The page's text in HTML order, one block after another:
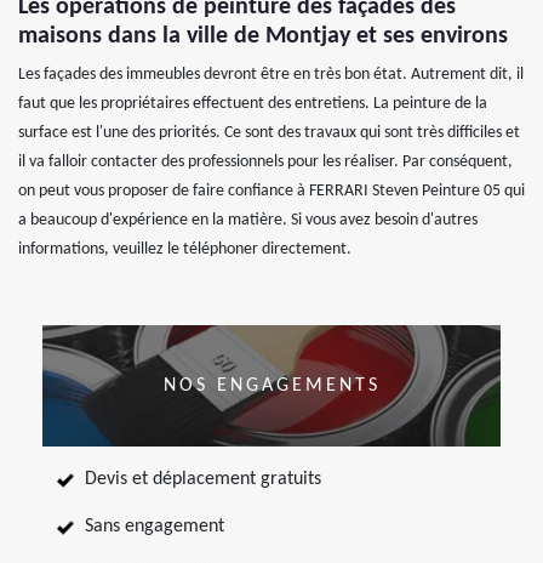
Les opérations de peinture des façades des
maisons dans la ville de Montjay et ses environs
Les façades des immeubles devront être en très bon état. Autrement dit, il
faut que les propriétaires effectuent des entretiens. La peinture de la
surface est l'une des priorités. Ce sont des travaux qui sont très difficiles et
il va falloir contacter des professionnels pour les réaliser. Par conséquent,
on peut vous proposer de faire confiance à FERRARI Steven Peinture 05 qui
a beaucoup d'expérience en la matière. Si vous avez besoin d'autres
informations, veuillez le téléphoner directement.
NOS ENGAGEMENTS
Devis et déplacement gratuits
Sans engagement